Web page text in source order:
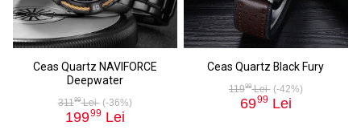
Ceas Quartz NAVIFORCE
Deepwater
31199Lei (-36%)
19999 Lei
Ceas Quartz Black Fury
11999Lei (-42%)
6999 Lei